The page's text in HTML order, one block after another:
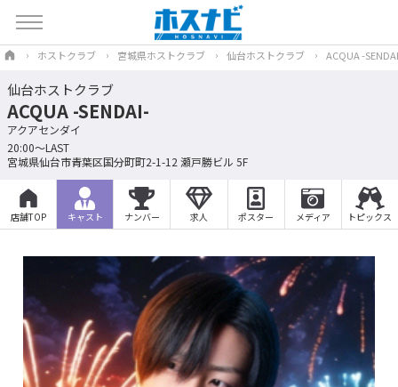
ホストクラブ 宮城県ホストクラブ 仙台ホストクラブ ACQUA -
仙台ホストクラブ
ACQUA -SENDAI-
アクアセンダイ
20:00～LAST
宮城県仙台市青葉区国分町町2-1-12 瀬戸勝ビル 5F
店舗TOP キャスト ナンバー 求人 ポスター メディア トピックス